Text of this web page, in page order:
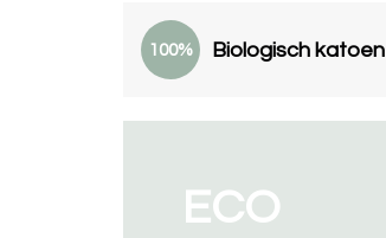
100% Biologisch katoen
ECO